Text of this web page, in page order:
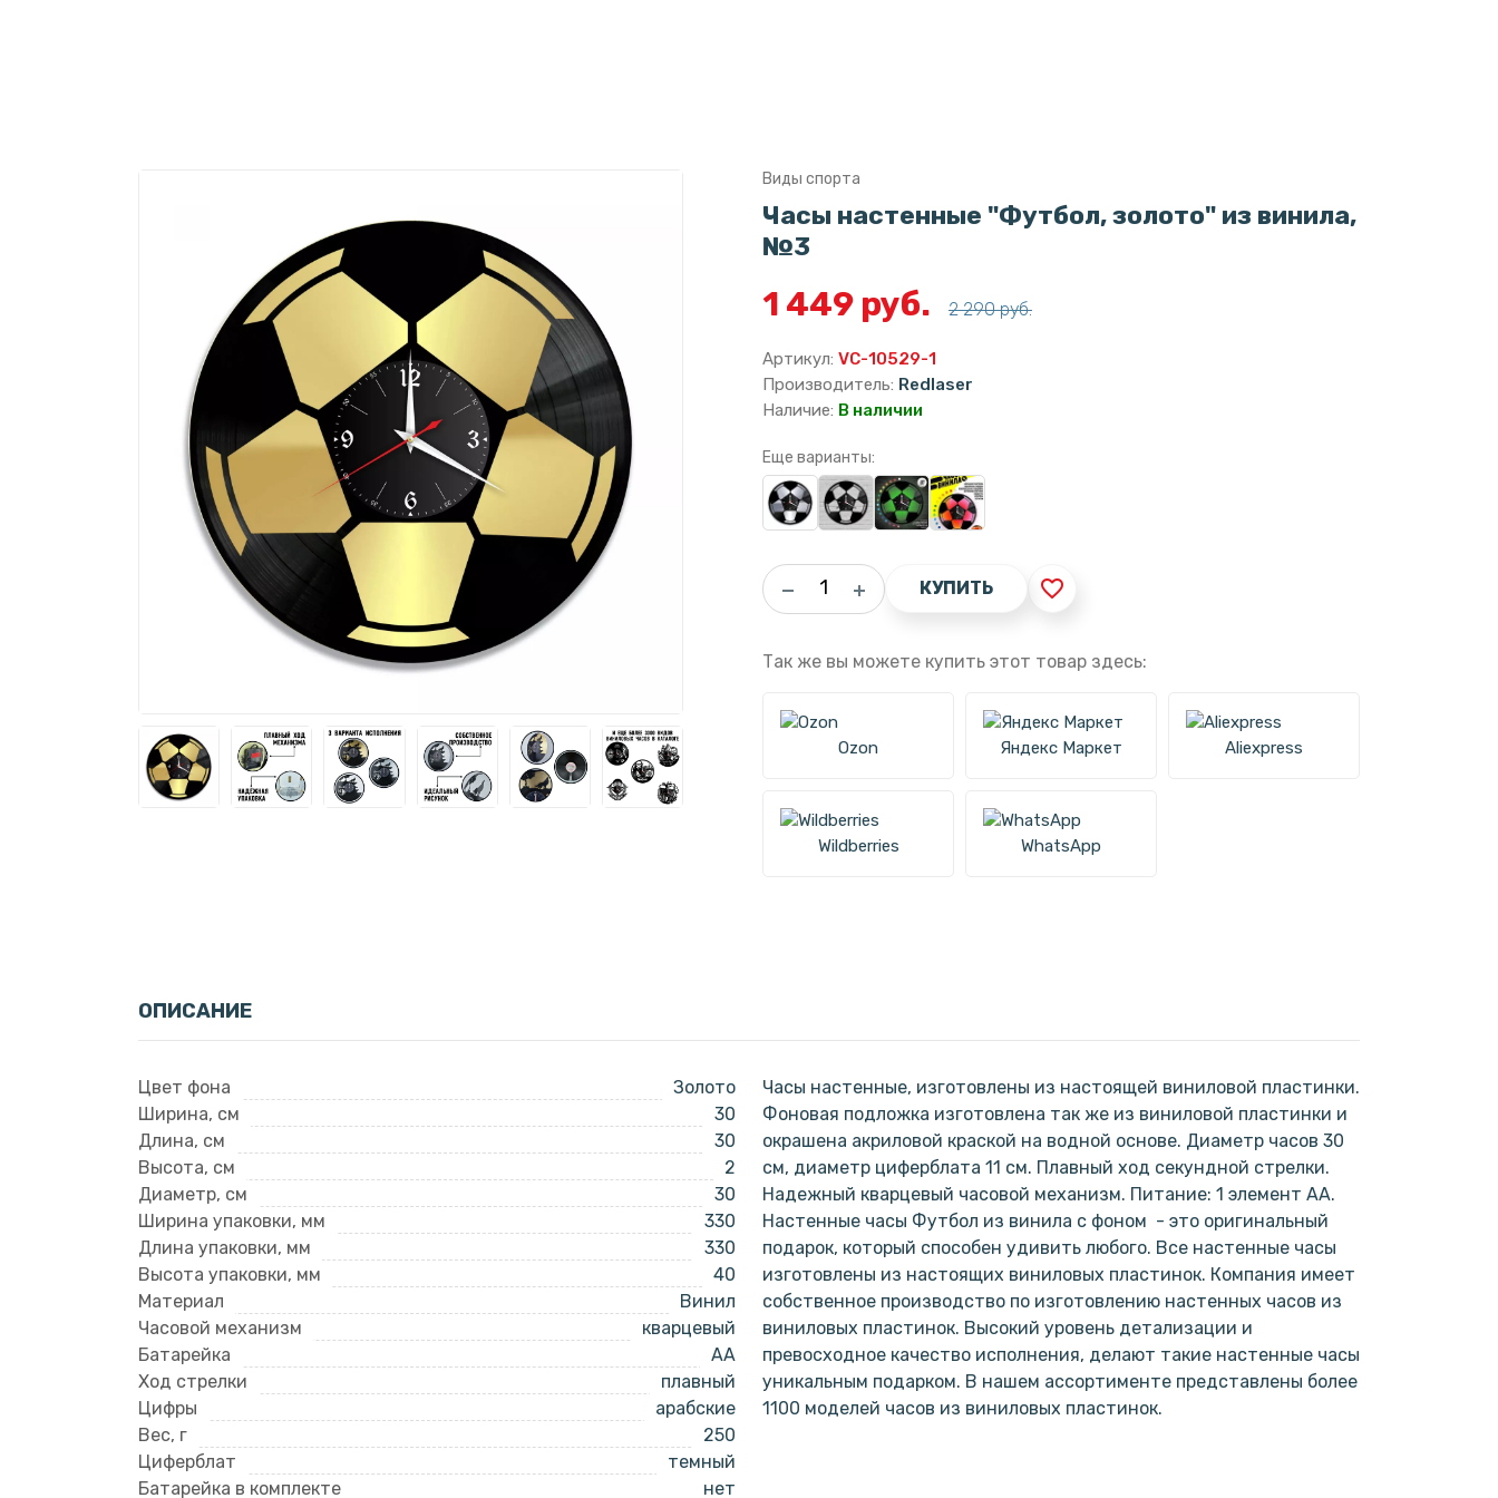
Виды спорта
Часы настенные "Футбол, золото" из винила,
№3
1 449 руб. 2 290 руб.
Артикул: VC-10529-1
Производитель: Redlaser
Наличие: В наличии
Еще варианты:
КУПИТЬ favorite_border
Так же вы можете купить этот товар здесь:
Ozon Яндекс Маркет Aliexpress
Wildberries WhatsApp
ОПИСАНИЕ
Цвет фона
Золото
Ширина, см
30
Длина, см
30
Высота, см
2
Диаметр, см
30
Ширина упаковки, мм
330
Длина упаковки, мм
330
Высота упаковки, мм
40
Материал
Винил
Часовой механизм
кварцевый
Батарейка
AA
Ход стрелки
плавный
Цифры
арабские
Вес, г
250
Циферблат
темный
Батарейка в комплекте
нет
Часы настенные, изготовлены из настоящей виниловой пластинки.
Фоновая подложка изготовлена так же из виниловой пластинки и
окрашена акриловой краской на водной основе. Диаметр часов 30
см, диаметр циферблата 11 см. Плавный ход секундной стрелки.
Надежный кварцевый часовой механизм. Питание: 1 элемент АА.
Настенные часы Футбол из винила с фоном - это оригинальный
подарок, который способен удивить любого. Все настенные часы
изготовлены из настоящих виниловых пластинок. Компания имеет
собственное производство по изготовлению настенных часов из
виниловых пластинок. Высокий уровень детализации и
превосходное качество исполнения, делают такие настенные часы
уникальным подарком. В нашем ассортименте представлены более
1100 моделей часов из виниловых пластинок.